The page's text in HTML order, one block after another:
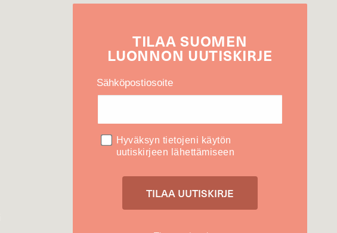
TILAASUOMEN
LUONNON UUTIS­KIRJE
Sähköpostiosoite
Hyväksyn tietojeni käytön
uutiskirjeen lähettämiseen